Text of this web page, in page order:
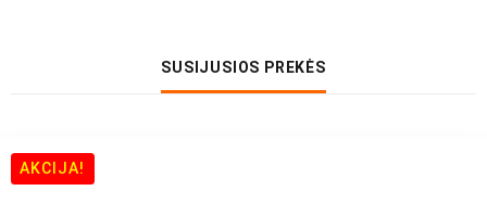
SUSIJUSIOS PREKĖS
AKCIJA!